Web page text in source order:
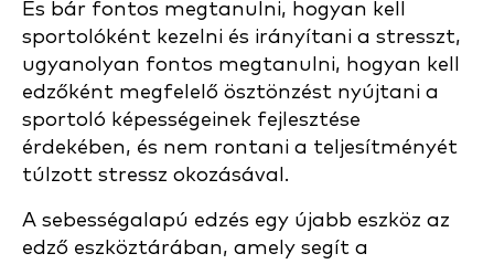
És bár fontos megtanulni, hogyan kell
sportolóként kezelni és irányítani a stresszt,
ugyanolyan fontos megtanulni, hogyan kell
edzőként megfelelő ösztönzést nyújtani a
sportoló képességeinek fejlesztése
érdekében, és nem rontani a teljesítményét
túlzott stressz okozásával.
A sebességalapú edzés egy újabb eszköz az
edző eszköztárában, amely segít a